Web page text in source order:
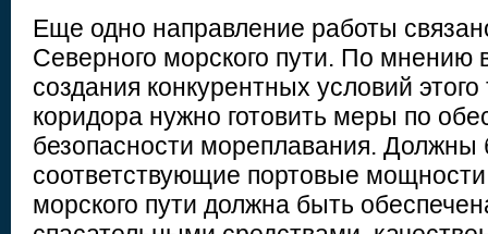
Еще одно направление работы
Северного морского пути. По мнению
создания конкурентных условий этого
коридора нужно готовить меры по
безопасности мореплавания. Должны
соответствующие портовые
морского пути должна быть